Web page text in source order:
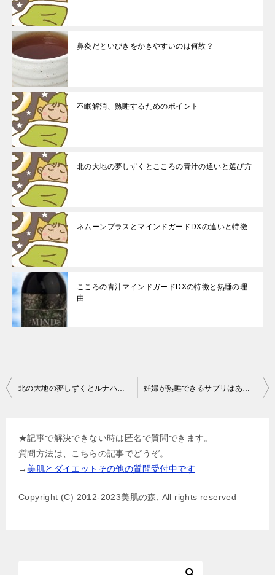
鼻炎だといびきをかきやすいのは何故？
不眠解消、熟睡するためのポイント
北の大地の夢しずくとこころの青汁の違いと選び方
ネムーンプラスとマインドガードDXの違いと特徴
こころの青汁マインドガードDXの特徴と熟睡の理
由
投
北の大地の夢しずくとルナハーブの違いと選び方 妊婦が熟睡できるサプリはある？
★記事で解決できない時は匿名で質問できます。
質問方法は、こちらの記事でどうぞ。
→ 美肌とダイエットその他の質問受付中です
Copyright (C) 2012-2023美肌の森, All rights reserved